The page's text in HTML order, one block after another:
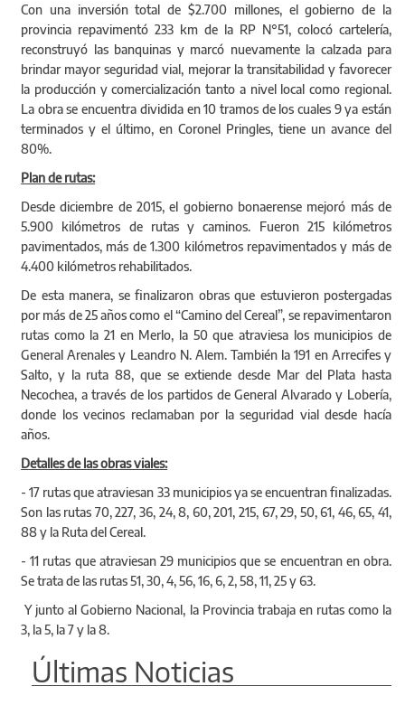
Con una inversión total de $2.700 millones, el gobierno de la
provincia repavimentó 233 km de la RP N°51, colocó cartelería,
reconstruyó las banquinas y marcó nuevamente la calzada para
brindar mayor seguridad vial, mejorar la transitabilidad y favorecer
la producción y comercialización tanto a nivel local como regional.
La obra se encuentra dividida en 10 tramos de los cuales 9 ya están
terminados y el último, en Coronel Pringles, tiene un avance del
80%.
Plan de rutas:
Desde diciembre de 2015, el gobierno bonaerense mejoró más de
5.900 kilómetros de rutas y caminos. Fueron 215 kilómetros
pavimentados, más de 1.300 kilómetros repavimentados y más de
4.400 kilómetros rehabilitados.
De esta manera, se finalizaron obras que estuvieron postergadas
por más de 25 años como el “Camino del Cereal”, se repavimentaron
rutas como la 21 en Merlo, la 50 que atraviesa los municipios de
General Arenales y Leandro N. Alem. También la 191 en Arrecifes y
Salto, y la ruta 88, que se extiende desde Mar del Plata hasta
Necochea, a través de los partidos de General Alvarado y Lobería,
donde los vecinos reclamaban por la seguridad vial desde hacía
años.
Detalles de las obras viales:
- 17 rutas que atraviesan 33 municipios ya se encuentran finalizadas.
Son las rutas 70, 227, 36, 24, 8, 60, 201, 215, 67, 29, 50, 61, 46, 65, 41,
88 y la Ruta del Cereal.
- 11 rutas que atraviesan 29 municipios que se encuentran en obra.
Se trata de las rutas 51, 30, 4, 56, 16, 6, 2, 58, 11, 25 y 63.
Y junto al Gobierno Nacional, la Provincia trabaja en rutas como la
3, la 5, la 7 y la 8.
Últimas Noticias